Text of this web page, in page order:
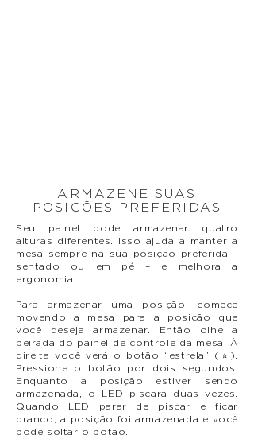
ARMAZENE SUAS
POSIÇÕES PREFERIDAS
Seu painel pode armazenar quatro
alturas diferentes. Isso ajuda a manter a
mesa sempre na sua posição preferida –
sentado ou em pé – e melhora a
ergonomia.
Para armazenar uma posição, comece
movendo a mesa para a posição que
você deseja armazenar. Então olhe a
beirada do painel de controle da mesa. À
direita você verá o botão “estrela” (⭐).
Pressione o botão por dois segundos.
Enquanto a posição estiver sendo
armazenada, o LED piscará duas vezes.
Quando LED parar de piscar e ficar
branco, a posição foi armazenada e você
pode soltar o botão.